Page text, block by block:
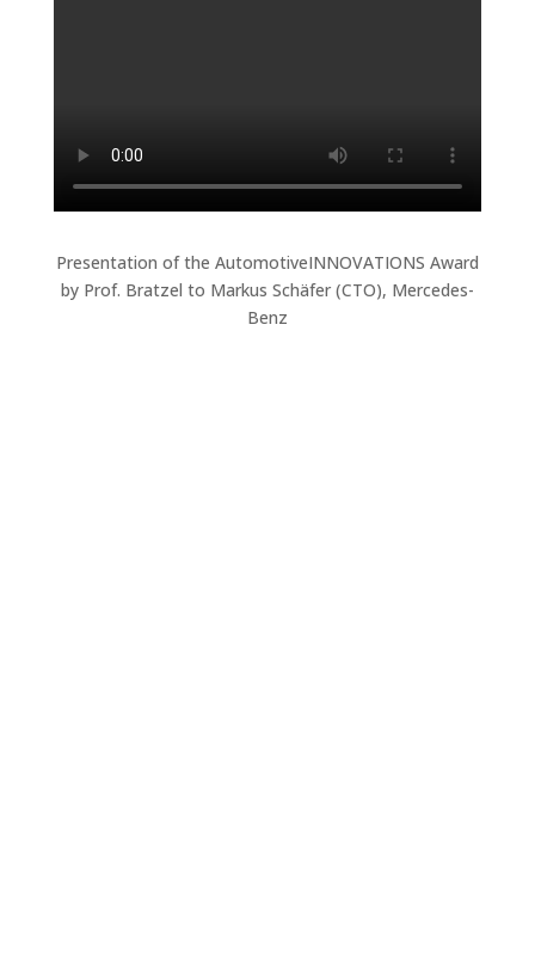
Presentation of the AutomotiveINNOVATIONS Award
by Prof. Bratzel to Markus Schäfer (CTO), Mercedes-
Benz